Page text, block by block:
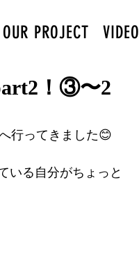
OUR PROJECT VIDEO
！③〜2
行ってきました😊
いる自分がちょっと